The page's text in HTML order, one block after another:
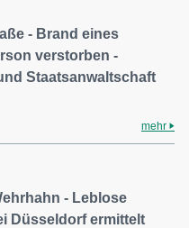
- Brand eines
verstorben -
Staatsanwaltschaft
mehr
- Leblose
Düsseldorf ermittelt